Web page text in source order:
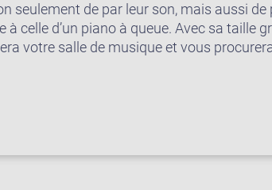
seulement de par leur son, mais aussi
à celle d’un piano à queue. Avec sa taille
votre salle de musique et vous